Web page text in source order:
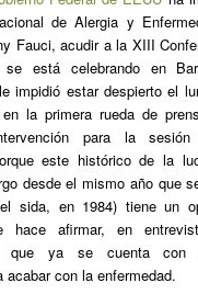
de Alergia y
Fauci, acudir a la XIII
está celebrando en
impidió estar despierto el
la primera rueda de
para la
este histórico de la
desde el mismo año que
sida, en 1984) tiene un
hace afirmar, en
que ya se cuenta con
acabar con la enfermedad.